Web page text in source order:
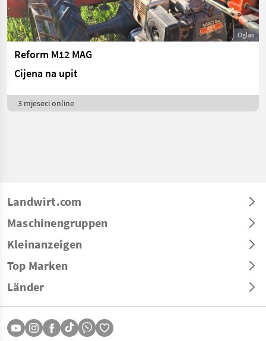
Oglas
Reform M12 MAG
Cijena na upit
3 mjeseci online
Landwirt.com
Maschinengruppen
Kleinanzeigen
Top Marken
Länder